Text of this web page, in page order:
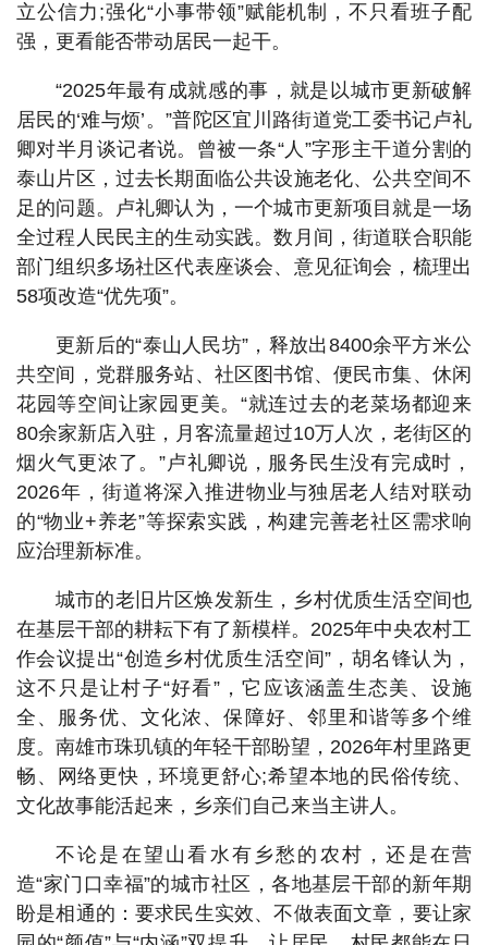
立公信力;强化“小事带领”赋能机制，不只看班子配
强，更看能否带动居民一起干。
“2025年最有成就感的事，就是以城市更新破解
居民的‘难与烦’。”普陀区宜川路街道党工委书记卢礼
卿对半月谈记者说。曾被一条“人”字形主干道分割的
泰山片区，过去长期面临公共设施老化、公共空间不
足的问题。卢礼卿认为，一个城市更新项目就是一场
全过程人民民主的生动实践。数月间，街道联合职能
部门组织多场社区代表座谈会、意见征询会，梳理出
58项改造“优先项”。
更新后的“泰山人民坊”，释放出8400余平方米公
共空间，党群服务站、社区图书馆、便民市集、休闲
花园等空间让家园更美。“就连过去的老菜场都迎来
80余家新店入驻，月客流量超过10万人次，老街区的
烟火气更浓了。”卢礼卿说，服务民生没有完成时，
2026年，街道将深入推进物业与独居老人结对联动
的“物业+养老”等探索实践，构建完善老社区需求响
应治理新标准。
城市的老旧片区焕发新生，乡村优质生活空间也
在基层干部的耕耘下有了新模样。2025年中央农村工
作会议提出“创造乡村优质生活空间”，胡名锋认为，
这不只是让村子“好看”，它应该涵盖生态美、设施
全、服务优、文化浓、保障好、邻里和谐等多个维
度。南雄市珠玑镇的年轻干部盼望，2026年村里路更
畅、网络更快，环境更舒心;希望本地的民俗传统、
文化故事能活起来，乡亲们自己来当主讲人。
不论是在望山看水有乡愁的农村，还是在营
造“家门口幸福”的城市社区，各地基层干部的新年期
盼是相通的：要求民生实效、不做表面文章，要让家